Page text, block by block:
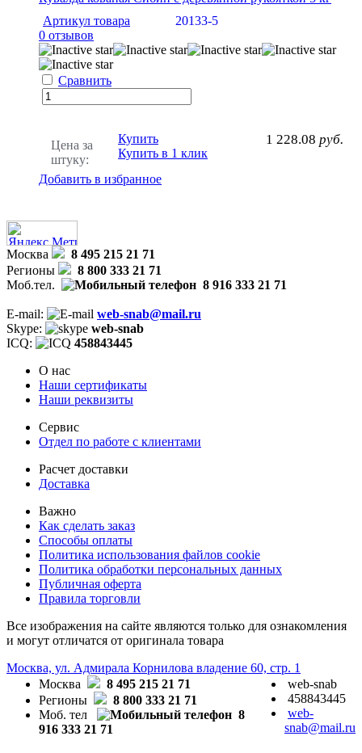
Артикул товара
20133-5
0 отзывов
Сравнить
Цена за
штуку:
1 228.08 руб.
Купить
Купить в 1 клик
Добавить в избранное
Москва
8 495 215 21 71
Регионы
8 800 333 21 71
Моб.тел.
8 916 333 21 71
E-mail:
web-snab@mail.ru
Skype:
web-snab
ICQ:
458843445
О нас
Наши сертификаты
Наши реквизиты
Сервис
Отдел по работе с клиентами
Расчет доставки
Доставка
Важно
Как сделать заказ
Способы оплаты
Политика использования файлов cookie
Политика обработки персональных данных
Публичная оферта
Правила торговли
Все изображения на сайте являются только для ознакомления
и могут отличатся от оригинала товара
Москва, ул. Адмирала Корнилова владение 60, стр. 1
Москва
8 495 215 21 71
Регионы
8 800 333 21 71
Моб. тел
8
916 333 21 71
web-snab
458843445
web-
snab@mail.ru